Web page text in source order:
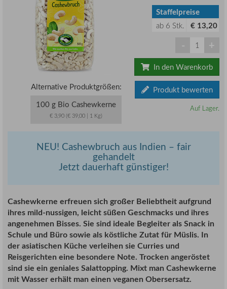
Staffelpreise
ab 6 Stk. € 13,20
- +
In den Warenkorb
Produkt bewerten
Auf Lager.
Alternative Produktgrößen:
100 g Bio Cashewkerne
€ 3,90 (€ 39,00 | 1 Kg)
NEU! Cashewbruch aus Indien – fair
gehandelt
Jetzt dauerhaft günstiger!
Cashewkerne erfreuen sich großer Beliebtheit aufgrund
ihres mild-nussigen, leicht süßen Geschmacks und ihres
angenehmen Bisses. Sie sind ideale Begleiter als Snack in
Schule und Büro sowie als köstliche Zutat für Müslis. In
der asiatischen Küche verleihen sie Curries und
Reisgerichten eine besondere Note. Trocken angeröstet
sind sie ein geniales Salattopping. Mixt man Cashewkerne
mit Wasser erhält man einen veganen Obersersatz.